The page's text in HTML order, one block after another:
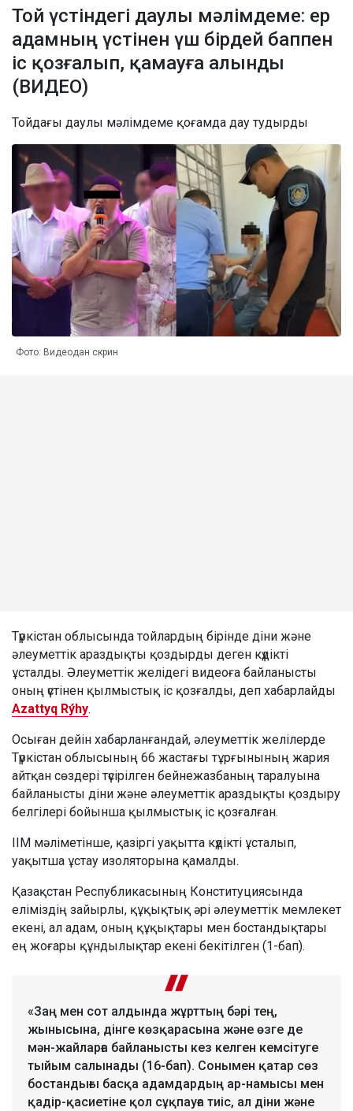
Той үстіндегі даулы мәлімдеме: ер
адамның үстінен үш бірдей баппен
іс қозғалып, қамауға алынды
(ВИДЕО)
Тойдағы даулы мәлімдеме қоғамда дау тудырды
Фото: Видеодан скрин
Түркістан облысында тойлардың бірінде діни және
әлеуметтік араздықты қоздырды деген күдікті
ұсталды. Әлеуметтік желідегі видеоға байланысты
оның үстінен қылмыстық іс қозғалды, деп хабарлайды
Azattyq Rýhy.
Осыған дейін хабарланғандай, әлеуметтік желілерде
Түркістан облысының 66 жастағы тұрғынының жария
айтқан сөздері түсірілген бейнежазбаның таралуына
байланысты діни және әлеуметтік араздықты қоздыру
белгілері бойынша қылмыстық іс қозғалған.
ІІМ мәліметінше, қазіргі уақытта күдікті ұсталып,
уақытша ұстау изоляторына қамалды.
Қазақстан Республикасының Конституциясында
еліміздің зайырлы, құқықтық әрі әлеуметтік мемлекет
екені, ал адам, оның құқықтары мен бостандықтары
ең жоғары құндылықтар екені бекітілген (1-бап).
«Заң мен сот алдында жұрттың бәрі тең,
жынысына, дінге көзқарасына және өзге де
мән-жайларға байланысты кез келген кемсітуге
тыйым салынады (16-бап). Сонымен қатар сөз
бостандығы басқа адамдардың ар-намысы мен
қадір-қасиетіне қол сұқпауға тиіс, ал діни және